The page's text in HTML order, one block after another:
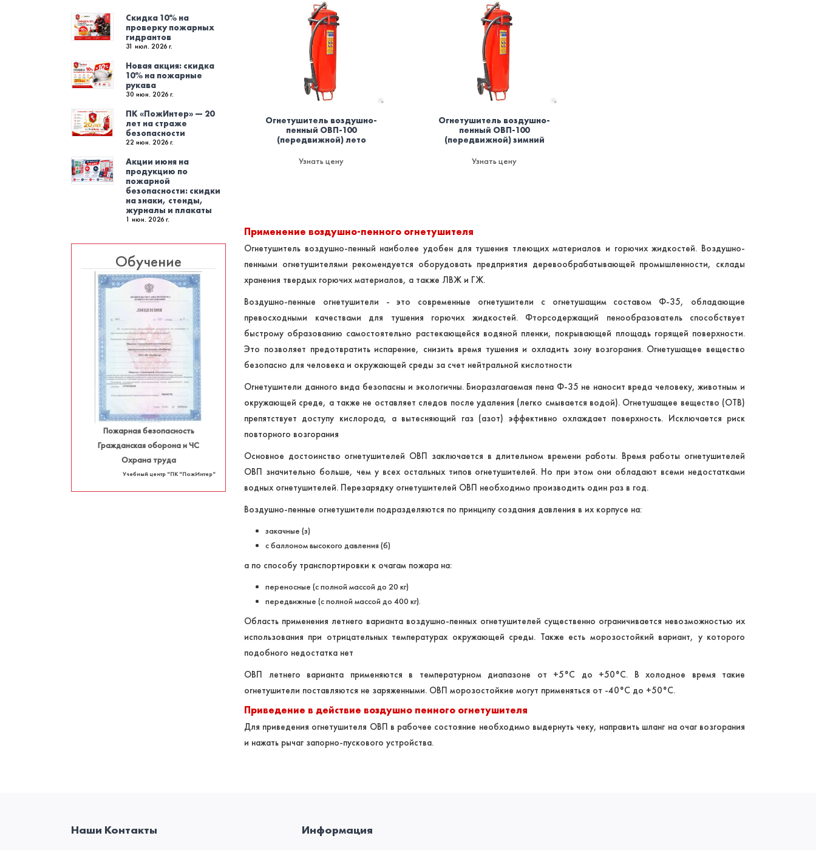
Скидка 10% на
проверку пожарных
гидрантов
31 июл. 2026 г.
Новая акция: скидка
10% на пожарные
рукава
30 июн. 2026 г.
ПК «ПожИнтер» — 20
лет на страже
безопасности
22 июн. 2026 г.
Акции июня на
продукцию по
пожарной
безопасности: скидки
на знаки, стенды,
журналы и плакаты
1 июн. 2026 г.
Обучение
Пожарная безопасность
Гражданская оборона и ЧС
Охрана труда
Учебный центр "ПК "ПожИнтер"
Огнетушитель воздушно-
пенный ОВП-100
(передвижной) лето
Узнать цену
Огнетушитель воздушно-
пенный ОВП-100
(передвижной) зимний
Узнать цену
Применение воздушно-пенного огнетушителя
Огнетушитель воздушно-пенный наиболее удобен для тушения тлеющих материалов и горючих жидкостей. Воздушно-
пенными огнетушителями рекомендуется оборудовать предприятия деревообрабатывающей промышленности, склады
хранения твердых горючих материалов, а также ЛВЖ и ГЖ.
Воздушно-пенные огнетушители - это современные огнетушители с огнетушащим составом Ф-35, обладающие
превосходными качествами для тушения горючих жидкостей. Фторсодержащий пенообразователь способствует
быстрому образованию самостоятельно растекающейся водяной пленки, покрывающей площадь горящей поверхности.
Это позволяет предотвратить испарение, снизить время тушения и охладить зону возгорания. Огнетушащее вещество
безопасно для человека и окружающей среды за счет нейтральной кислотности
Огнетушители данного вида безопасны и экологичны. Биоразлагаемая пена Ф-35 не наносит вреда человеку, животным и
окружающей среде, а также не оставляет следов после удаления (легко смывается водой). Огнетушащее вещество (ОТВ)
препятствует доступу кислорода, а вытесняющий газ (азот) эффективно охлаждает поверхность. Исключается риск
повторного возгорания
Основное достоинство огнетушителей ОВП заключается в длительном времени работы. Время работы огнетушителей
ОВП значительно больше, чем у всех остальных типов огнетушителей. Но при этом они обладают всеми недостатками
водных огнетушителей. Перезарядку огнетушителей ОВП необходимо производить один раз в год.
Воздушно-пенные огнетушители подразделяются по принципу создания давления в их корпусе на:
закачные (з)
с баллоном высокого давления (б)
а по способу транспортировки к очагам пожара на:
переносные (с полной массой до 20 кг)
передвижные (с полной массой до 400 кг).
Область применения летнего варианта воздушно-пенных огнетушителей существенно ограничивается невозможностью их
использования при отрицательных температурах окружающей среды. Также есть морозостойкий вариант, у которого
подобного недостатка нет
ОВП летнего варианта применяются в температурном диапазоне от +5°C до +50°C. В холодное время такие
огнетушители поставляются не заряженными. ОВП морозостойкие могут применяться от -40°C до +50°C.
Приведение в действие воздушно пенного огнетушителя
Для приведения огнетушителя ОВП в рабочее состояние необходимо выдернуть чеку, направить шланг на очаг возгорания
и нажать рычаг запорно-пускового устройства.
Наши Контакты Информация